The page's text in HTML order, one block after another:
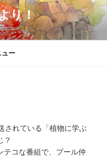
り！
ュー
されている「植物に学ぶ
？
テコな番組で、プール仲